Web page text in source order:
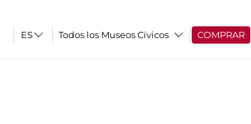
Todos los Museos Cívicos COMPRAR